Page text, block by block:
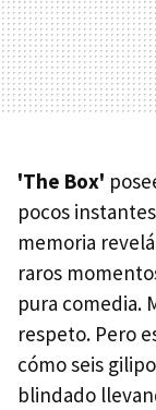
'The Box'
pocos
memoria
raros
pura comedia.
respeto. Pero
cómo seis
blindado